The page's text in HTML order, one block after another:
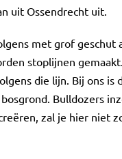
uit Ossendrecht uit.
met grof geschut
stoplijnen
die lijn. Bij ons is
Bulldozers
zal je hier niet